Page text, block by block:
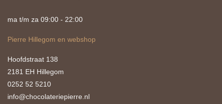
ma t/m za 09:00 - 22:00
Pierre Hillegom en webshop
Hoofdstraat 138
2181 EH Hillegom
0252 52 5210
info@chocolateriepierre.nl